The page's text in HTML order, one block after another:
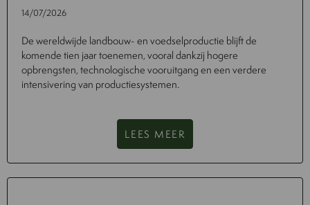
14/07/2026
De wereldwijde landbouw- en voedselproductie blijft de
komende tien jaar toenemen, vooral dankzij hogere
opbrengsten, technologische vooruitgang en een verdere
intensivering van productiesystemen.
LEES MEER